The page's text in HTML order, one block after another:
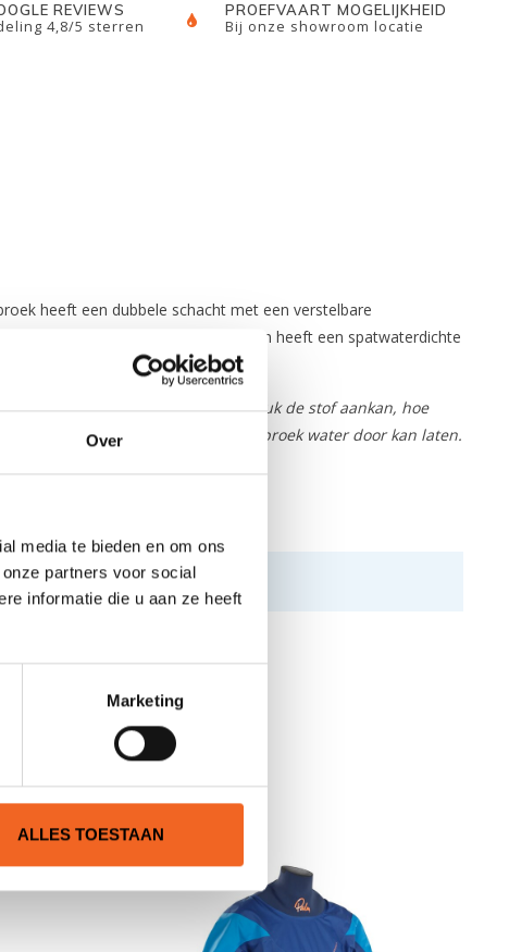
Over
media te bieden en om ons
partners voor social
informatie die u aan ze heeft
Marketing
ALLES TOESTAAN
REVIEWS
4,8/5 sterren
PROEFVAART MOGELIJKHEID
Bij onze showroom locatie
heeft een dubbele schacht met een verstelbare
gemaakt van gerecycled nylon) en heeft een spatwaterdichte
het erdoorheen lekt. Hoe meer druk de stof aankan, hoe
en de zitting van de kajak, de broek water door kan laten.